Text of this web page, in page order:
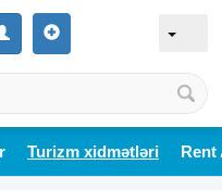
Turizm xidmətləri Rent